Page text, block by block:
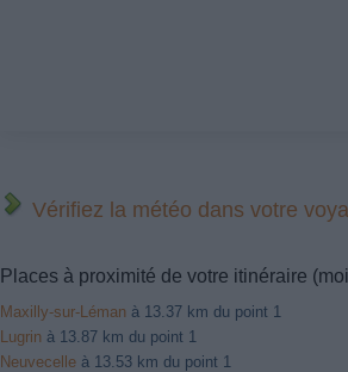
Vérifiez la météo dans votre
Places à proximité de votre itinéraire
Maxilly-sur-Léman à 13.37 km du point 1
Lugrin à 13.87 km du point 1
Neuvecelle à 13.53 km du point 1